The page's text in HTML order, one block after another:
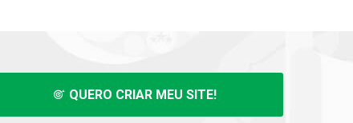
QUERO CRIAR MEU SITE!